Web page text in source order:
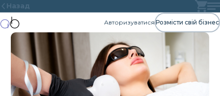
Назад
Авторизуватися Розмісти свій бізнес